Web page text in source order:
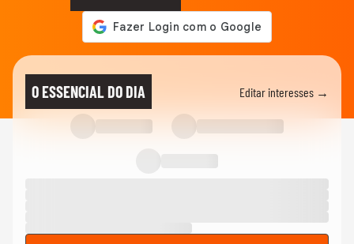
O ESSENCIAL DO DIA Editar interesses →